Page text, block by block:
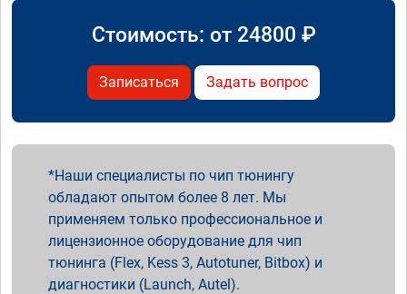
Стоимость: от 24800 ₽
Записаться Задать вопрос
Наши специалисты по чип тюнингу
обладают опытом более 8 лет. Мы
применяем только профессиональное и
лицензионное оборудование для чип
тюнинга (Flex, Kess 3, Autotuner, Bitbox) и
диагностики (Launch, Autel).